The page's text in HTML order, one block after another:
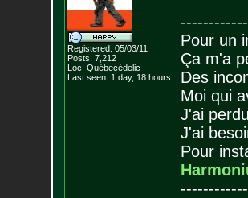
Registered: 05/03/11
Posts: 7,212
Loc: Québecédelic
Last seen: 1 day, 18 hours
Pour un
Ça m'a
Des
Moi qui
J'ai
J'ai
Pour